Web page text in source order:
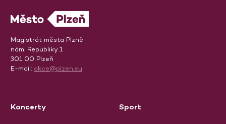
Magistrát města Plzně
nám. Republiky 1
301 00 Plzeň
E-mail: akce@plzen.eu
Koncerty Sport